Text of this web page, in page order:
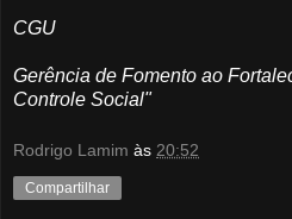
CGU
Gerência de Fomento ao
Controle Social"
Rodrigo Lamim às 20:52
Compartilhar